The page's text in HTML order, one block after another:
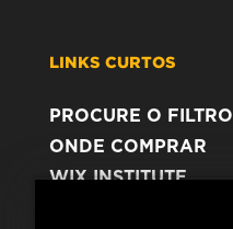
LINKS CURTOS
PROCURE O FILTRO
ONDE COMPRAR
WIX INSTITUTE